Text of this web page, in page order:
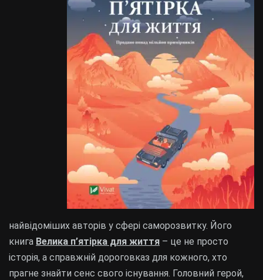
найвідоміших авторів у сфері саморозвитку. Його
книга Велика п’ятірка для життя – це не просто
історія, а справжній дороговказ для кожного, хто
прагне знайти сенс свого існування. Головний герой,